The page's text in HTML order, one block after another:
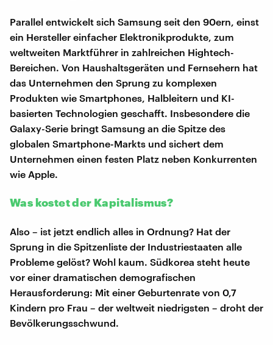
Parallel entwickelt sich Samsung seit den 90ern, einst
ein Hersteller einfacher Elektronikprodukte, zum
weltweiten Marktführer in zahlreichen Hightech-
Bereichen. Von Haushaltsgeräten und Fernsehern hat
das Unternehmen den Sprung zu komplexen
Produkten wie Smartphones, Halbleitern und KI-
basierten Technologien geschafft. Insbesondere die
Galaxy-Serie bringt Samsung an die Spitze des
globalen Smartphone-Markts und sichert dem
Unternehmen einen festen Platz neben Konkurrenten
wie Apple.
Was kostet der Kapitalismus?
Also – ist jetzt endlich alles in Ordnung? Hat der
Sprung in die Spitzenliste der Industriestaaten alle
Probleme gelöst? Wohl kaum. Südkorea steht heute
vor einer dramatischen demografischen
Herausforderung: Mit einer Geburtenrate von 0,7
Kindern pro Frau – der weltweit niedrigsten – droht der
Bevölkerungsschwund.